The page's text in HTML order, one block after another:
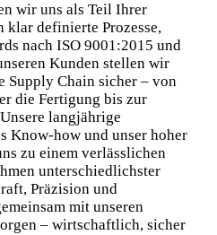
wir uns als Teil Ihrer
klar definierte Prozesse,
nach ISO 9001:2015 und
Kunden stellen wir
Supply Chain sicher – von
die Fertigung bis zur
langjährige
Know-how und unser hoher
zu einem verlässlichen
unterschiedlichster
Präzision und
mit unseren
– wirtschaftlich, sicher